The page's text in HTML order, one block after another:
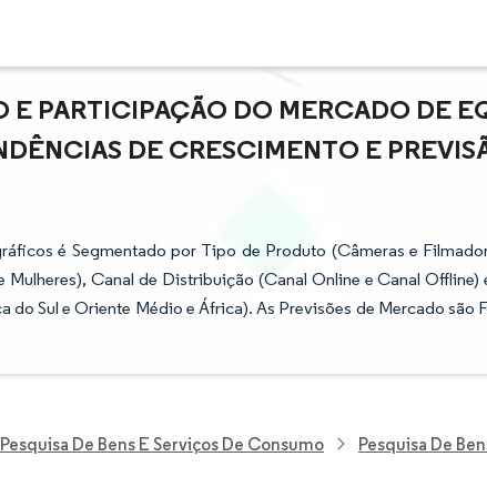
E PARTICIPAÇÃO DO MERCADO DE
DE CRESCIMENTO E
é Segmentado por Tipo de Produto (Câmeras e
Mulheres), Canal de Distribuição (Canal Online e Canal
do Sul e Oriente Médio e África). As Previsões de Mercado são
Pesquisa De Bens E Serviços De Consumo Pesquisa De